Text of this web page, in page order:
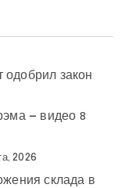
закон
— видео 8
2026
склада в